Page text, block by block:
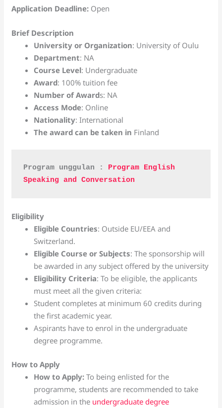
Application Deadline: Open
Brief Description
University or Organization: University of Oulu
Department: NA
Course Level: Undergraduate
Award: 100% tuition fee
Number of Awards: NA
Access Mode: Online
Nationality: International
The award can be taken in Finland
Program unggulan : Program English
Speaking and Conversation
Eligibility
Eligible Countries: Outside EU/EEA and
Switzerland.
Eligible Course or Subjects: The sponsorship will
be awarded in any subject offered by the university
Eligibility Criteria: To be eligible, the applicants
must meet all the given criteria:
Student completes at minimum 60 credits during
the first academic year.
Aspirants have to enrol in the undergraduate
degree programme.
How to Apply
How to Apply:To being enlisted for the
programme, students are recommended to take
admission in the undergraduate degree